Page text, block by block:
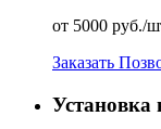
от 5000 руб./
Заказать
Установка